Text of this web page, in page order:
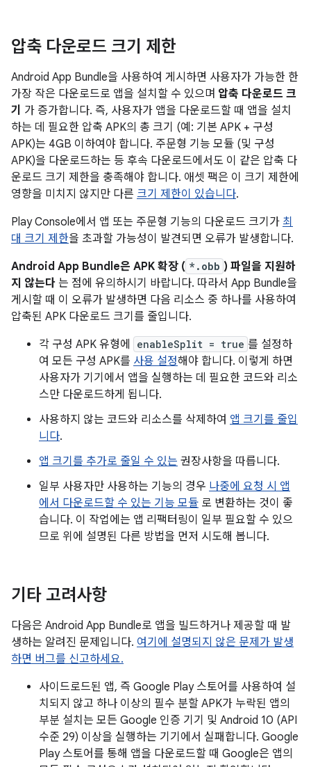
압축 다운로드 크기 제한
Android App Bundle을 사용하여 게시하면 사용자가 가능한 한
가장 작은 다운로드로 앱을 설치할 수 있으며 압축 다운로드 크
기 가 증가합니다. 즉, 사용자가 앱을 다운로드할 때 앱을 설치
하는 데 필요한 압축 APK의 총 크기 (예: 기본 APK + 구성
APK)는 4GB 이하여야 합니다. 주문형 기능 모듈 (및 구성
APK)을 다운로드하는 등 후속 다운로드에서도 이 같은 압축 다
운로드 크기 제한을 충족해야 합니다. 애셋 팩은 이 크기 제한에
영향을 미치지 않지만 다른 크기 제한이 있습니다.
Play Console에서 앱 또는 주문형 기능의 다운로드 크기가 최
대 크기 제한을 초과할 가능성이 발견되면 오류가 발생합니다.
Android App Bundle은 APK 확장 ( *.obb ) 파일을 지원하
지 않는다 는 점에 유의하시기 바랍니다. 따라서 App Bundle을
게시할 때 이 오류가 발생하면 다음 리소스 중 하나를 사용하여
압축된 APK 다운로드 크기를 줄입니다.
각 구성 APK 유형에
enableSplit = true 를 설정하
여 모든 구성 APK를 사용 설정해야 합니다. 이렇게 하면
사용자가 기기에서 앱을 실행하는 데 필요한 코드와 리소
스만 다운로드하게 됩니다.
사용하지 않는 코드와 리소스를 삭제하여 앱 크기를 줄입
니다.
앱 크기를 추가로 줄일 수 있는 권장사항을 따릅니다.
일부 사용자만 사용하는 기능의 경우 나중에 요청 시 앱
에서 다운로드할 수 있는 기능 모듈 로 변환하는 것이 좋
습니다. 이 작업에는 앱 리팩터링이 일부 필요할 수 있으
므로 위에 설명된 다른 방법을 먼저 시도해 봅니다.
기타 고려사항
다음은 Android App Bundle로 앱을 빌드하거나 제공할 때 발
생하는 알려진 문제입니다. 여기에 설명되지 않은 문제가 발생
하면 버그를 신고하세요.
사이드로드된 앱, 즉 Google Play 스토어를 사용하여 설
치되지 않고 하나 이상의 필수 분할 APK가 누락된 앱의
부분 설치는 모든 Google 인증 기기 및 Android 10 (API
수준 29) 이상을 실행하는 기기에서 실패합니다. Google
Play 스토어를 통해 앱을 다운로드할 때 Google은 앱의